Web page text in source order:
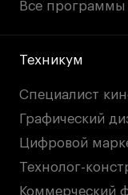
Все программы
Техникум
Специалист
Графический
Цифровой
Технолог-
Коммерческий